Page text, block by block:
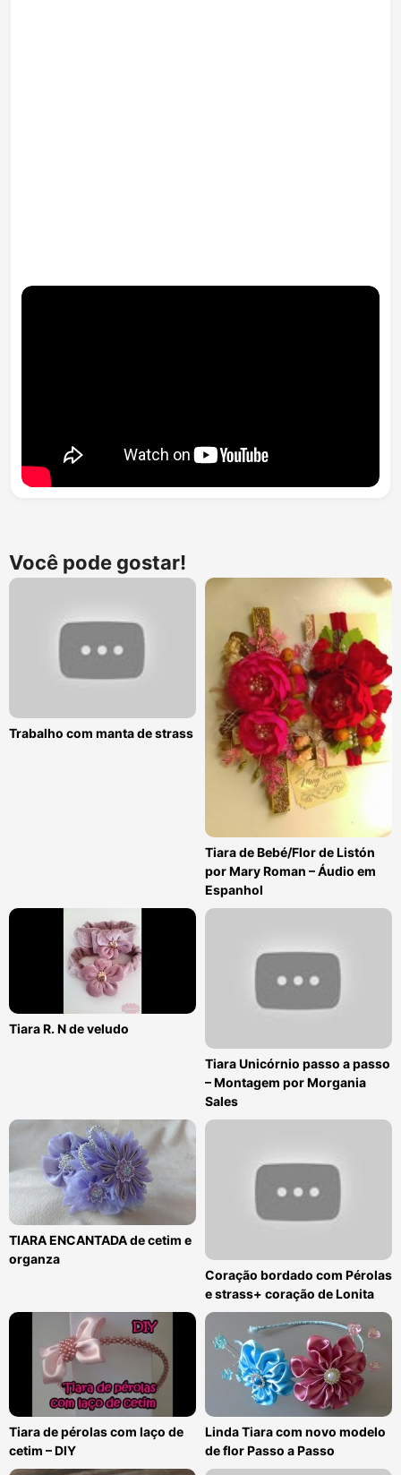
Você pode gostar!
Trabalho com manta de strass
Tiara de Bebé/Flor de Listón
por Mary Roman – Áudio em
Espanhol
Tiara R. N de veludo
Tiara Unicórnio passo a passo
– Montagem por Morgania
Sales
TIARA ENCANTADA de cetim e
organza
Coração bordado com Pérolas
e strass+ coração de Lonita
Tiara de pérolas com laço de
cetim – DIY
Linda Tiara com novo modelo
de flor Passo a Passo